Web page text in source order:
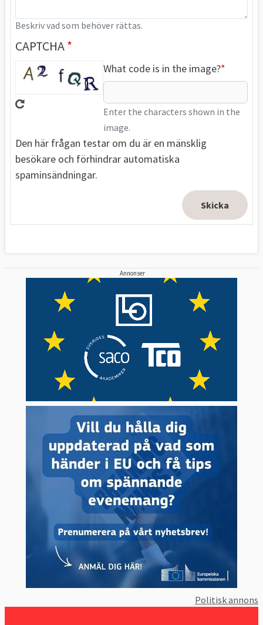
Beskriv vad som behöver rättas.
CAPTCHA
What code is in the image?
Enter the characters shown in the
image.
Den här frågan testar om du är en mänsklig
besökare och förhindrar automatiska
spaminsändningar.
Annonser
Politisk annons